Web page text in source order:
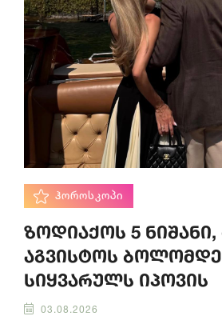
ᲰᲝᲠᲝᲡᲙᲝᲞᲘ
ზოდიაქოს 5
აგვისტოს ბოლომდე
სიყვარულს იპოვის
03.08.2026